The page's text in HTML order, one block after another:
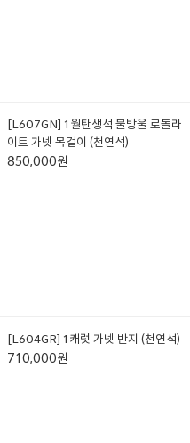
[L607GN] 1월탄생석 물방울 로돌라
이트 가넷 목걸이 (천연석)
850,000원
[L604GR] 1캐럿 가넷 반지 (천연석)
710,000원